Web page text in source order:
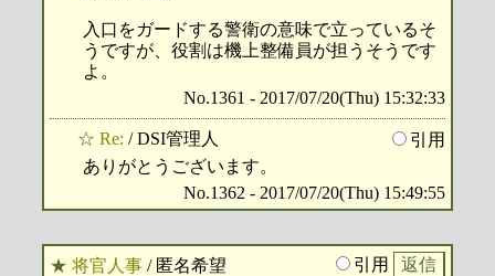
入口をガードする警衛の意味で立っているそ
うですが、役割は機上整備員が担うそうです
よ。
No.1361 - 2017/07/20(Thu) 15:32:33
☆ Re: / DSI管理人
引用
ありがとうございます。
No.1362 - 2017/07/20(Thu) 15:49:55
★ 将官人事 / 匿名希望 引用